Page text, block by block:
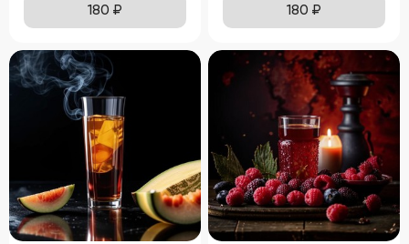
180 ₽ 180 ₽